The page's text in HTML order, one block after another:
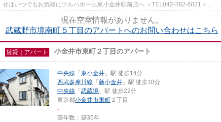
せはいつでもお気軽にツルハホーム東小金井駅前店へ ＜TEL042-382-6021＞＜
現在空室情報がありません。
武蔵野市境南町５丁目のアパートへのお問い合わせはこちら
賃貸｜アパート 小金井市東町２丁目のアパート
中央線 「 東小金井 」駅 徒歩14分
西武多摩川線 「 新小金井 」駅 徒歩10分
中央線 「 武蔵境 」駅 徒歩22分
東京都小金井市東町 ２丁目
-
築年数：築35年